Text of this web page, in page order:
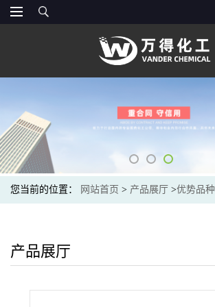
您当前的位置： 网站首页 > 产品展厅 >优势品种
产品展厅